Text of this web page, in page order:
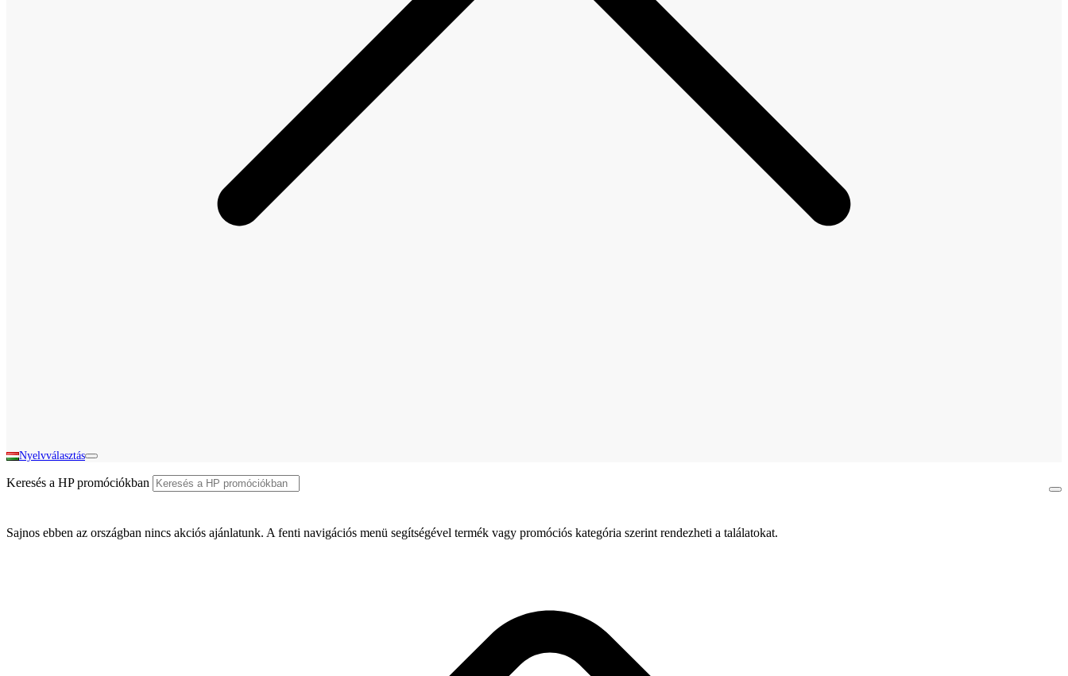
Nyelvválasztás
Keresés a HP promóciókban
Sajnos ebben az országban nincs akciós ajánlatunk. A fenti navigációs menü segítségével termék vagy promóciós kategória szerint rendezheti a találatokat.